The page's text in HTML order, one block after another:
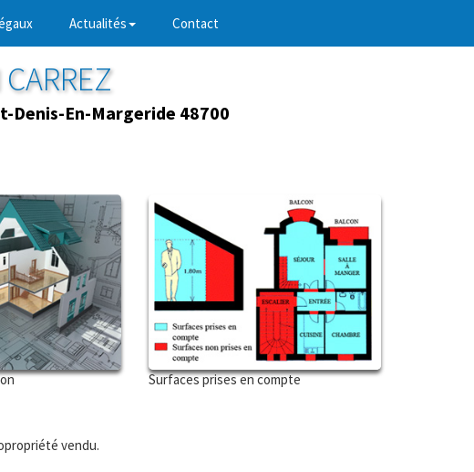
Actualités Contact
Denis-En-Margeride 48700
Surfaces prises en compte
vendu.